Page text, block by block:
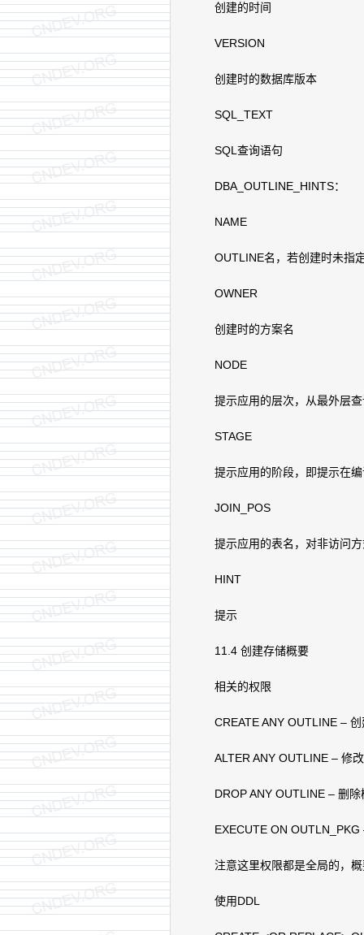
创建的时间
VERSION
创建时的数据库版本
SQL_TEXT
SQL查询语句
DBA_OUTLINE_HINTS：
NAME
OUTLINE名，若创建时未指
OWNER
创建时的方案名
NODE
提示应用的层次，从最外层查
STAGE
提示应用的阶段，即提示在编
JOIN_POS
提示应用的表名，对非访问方
HINT
提示
11.4 创建存储概要
相关的权限
CREATE ANY OUTLINE – 创
ALTER ANY OUTLINE – 修改
DROP ANY OUTLINE – 删除
EXECUTE ON OUTLN_PKG
注意这里权限都是全局的，概
使用DDL